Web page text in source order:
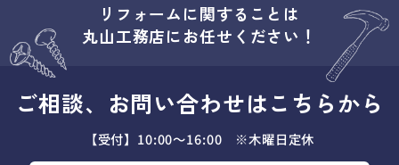
リフォームに関することは
丸山工務店にお任せください！
ご相談、お問い合わせはこちらから
【受付】10:00～16:00 ※木曜日定休